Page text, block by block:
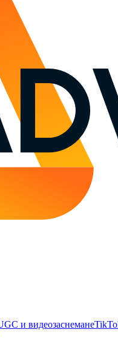
и видеозаснемане